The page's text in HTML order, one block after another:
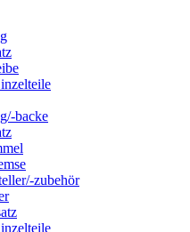
backe
zubehör